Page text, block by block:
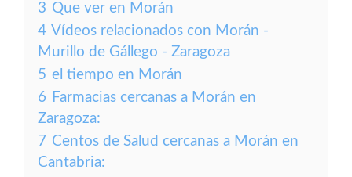
3 Que ver en Morán
4 Vídeos relacionados con Morán -
Murillo de Gállego - Zaragoza
5 el tiempo en Morán
6 Farmacias cercanas a Morán en
Zaragoza:
7 Centos de Salud cercanas a Morán en
Cantabria: